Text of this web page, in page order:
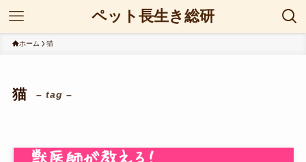
ペット長生き総研
ホーム 猫
猫 – tag –